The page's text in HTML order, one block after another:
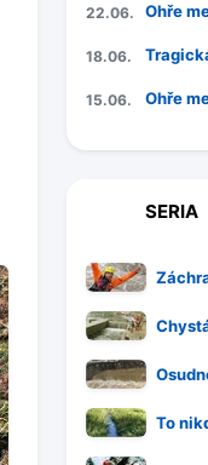
22.06. Ohře
18.06.
15.06. Ohře
SERIA
To